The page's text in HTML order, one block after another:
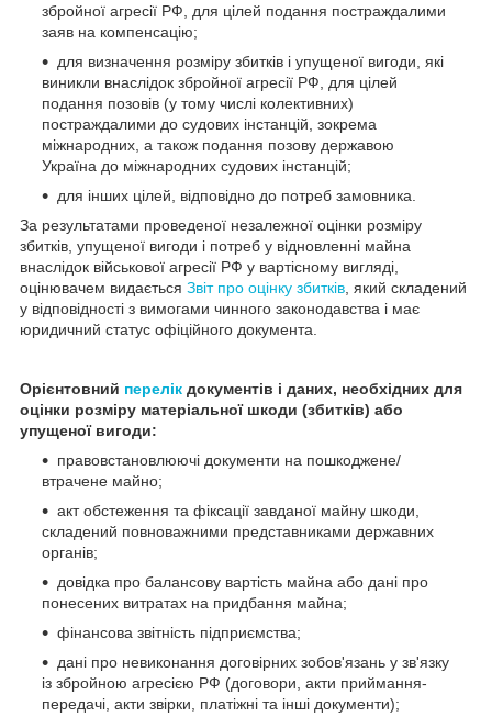
збройної агресії РФ, для цілей подання постраждалими
заяв на компенсацію;
для визначення розміру збитків і упущеної вигоди, які
виникли внаслідок збройної агресії РФ, для цілей
подання позовів (у тому числі колективних)
постраждалими до судових інстанцій, зокрема
міжнародних, а також подання позову державою
Україна до міжнародних судових інстанцій;
для інших цілей, відповідно до потреб замовника.
За результатами проведеної незалежної оцінки розміру
збитків, упущеної вигоди і потреб у відновленні майна
внаслідок військової агресії РФ у вартісному вигляді,
оцінювачем видається Звіт про оцінку збитків , який складений
у відповідності з вимогами чинного законодавства і має
юридичний статус офіційного документа.
Орієнтовний перелік документів і даних, необхідних для
оцінки розміру матеріальної шкоди (збитків) або
упущеної вигоди:
правовстановлюючі документи на пошкоджене/
втрачене майно;
акт обстеження та фіксації завданої майну шкоди,
складений повноважними представниками державних
органів;
довідка про балансову вартість майна або дані про
понесених витратах на придбання майна;
фінансова звітність підприємства;
дані про невиконання договірних зобов'язань у зв'язку
із збройною агресією РФ (договори, акти приймання-
передачі, акти звірки, платіжні та інші документи);